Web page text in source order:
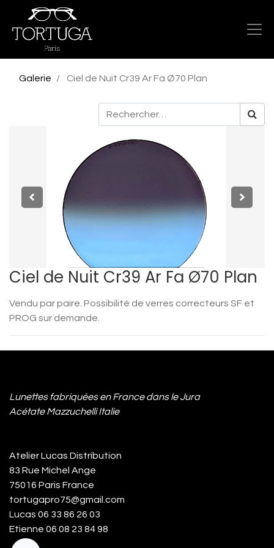
Galerie Ciel de Nuit Cr39 Ar Fa Ø70 Plan
Ciel de Nuit Cr39 Ar Fa Ø70 Plan
Vendu par paire. Possibilité de verres correcteurs SF et
PROG sur demande.
Lunettes fabriquées en France dans le Jura
Acétate Mazzuchelli Italie
Atelier Lucas Distribution
83 Rue Michel Ange
75016 Paris France
tortugapro75@gmail.com
Lucas 06 33 86 26 03
Etienne 06 08 23 84 98